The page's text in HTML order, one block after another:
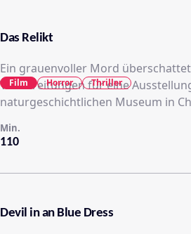
Das Relikt
Ein grauenvoller Mord
Vorbereitungen für eine
naturgeschichtlichen Museum in
110
Min.
Film Horror Thriller
Devil in an Blue Dress